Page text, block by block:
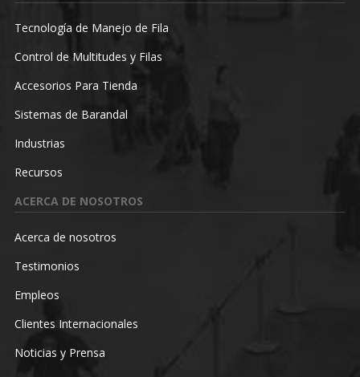
Tecnología de Manejo de Fila
Control de Multitudes y Filas
Accesorios Para Tienda
Sistemas de Barandal
Industrias
Recursos
ACERCA DE NOSOTROS
Acerca de nosotros
Testimonios
Empleos
Clientes Internacionales
Noticias y Prensa